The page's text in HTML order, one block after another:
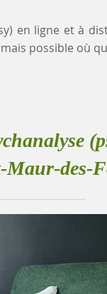
en ligne et à
possible où
des-